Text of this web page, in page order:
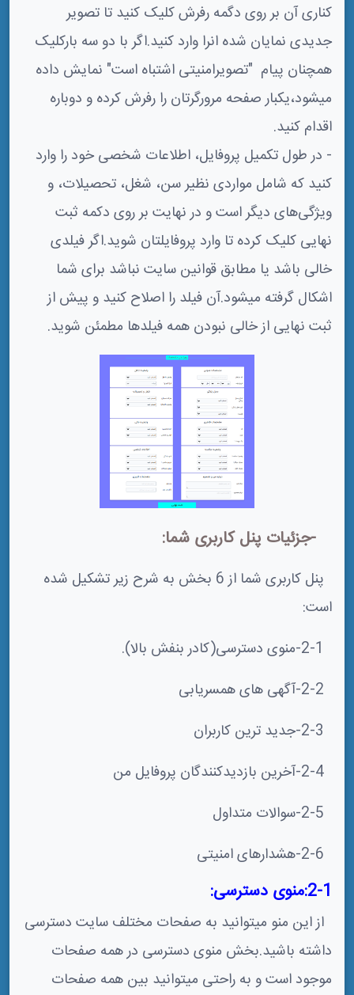
کناری آن بر روی دگمه رفرش کلیک کنید تا تصویر
جدیدی نمایان شده انرا وارد کنید.اگر با دو سه بارکلیک
همچنان پیام "تصویرامنیتی اشتباه است" نمایش داده
میشود،یکبار صفحه مرورگرتان را رفرش کرده و دوباره
اقدام کنید.
- در طول تکمیل پروفایل، اطلاعات شخصی خود را وارد
کنید که شامل مواردی نظیر سن، شغل، تحصیلات، و
ویژگی‌های دیگر است و در نهایت بر روی دکمه ثبت
نهایی کلیک کرده تا وارد پروفایلتان شوید.اگر فیلدی
خالی باشد یا مطابق قوانین سایت نباشد برای شما
اشکال گرفته میشود.آن فیلد را اصلاح کنید و پیش از
ثبت نهایی از خالی نبودن همه فیلدها مطمئن شوید.
-جزئیات پنل کاربری شما:
پنل کاربری شما از 6 بخش به شرح زیر تشکیل شده
است:
2-1-منوی دسترسی(کادر بنفش بالا).
2-2-آگهی های همسریابی
2-3-جدید ترین کاربران
2-4-آخرین بازدیدکنندگان پروفایل من
2-5-سوالات متداول
2-6-هشدارهای امنیتی
2-1:منوی دسترسی:
از این منو میتوانید به صفحات مختلف سایت دسترسی
داشته باشید.بخش منوی دسترسی در همه صفحات
موجود است و به راحتی میتوانید بین همه صفحات